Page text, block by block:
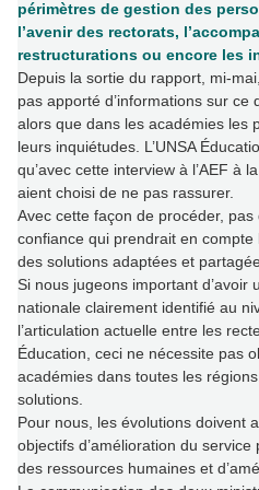
périmètres de gestion des
l’avenir des rectorats,
restructurations ou encore les
Depuis la sortie du rapport, mi-
pas apporté d’informations sur ce
alors que dans les académies les
leurs inquiétudes. L’UNSA
qu’avec cette interview à l’AEF à
aient choisi de ne pas rassurer.
Avec cette façon de procéder,
confiance qui prendrait en
des solutions adaptées et
Si nous jugeons important d’avoir
nationale clairement identifié au
l’articulation actuelle entre les
Éducation, ceci ne nécessite pas
académies dans toutes les
solutions.
Pour nous, les évolutions doivent
objectifs d’amélioration du service
des ressources humaines et